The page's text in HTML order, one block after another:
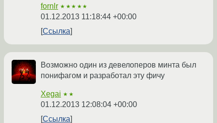
fornlr ★★★★★
01.12.2013 11:18:44 +00:00
Ссылка
Возможно один из девелоперов минта был
понифагом и разработал эту фичу
Xegai ★★
01.12.2013 12:08:04 +00:00
Ссылка